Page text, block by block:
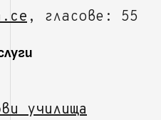
, гласове: 55
училища